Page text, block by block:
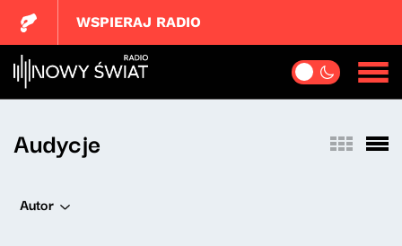
WSPIERAJ RADIO
Audycje
Autor